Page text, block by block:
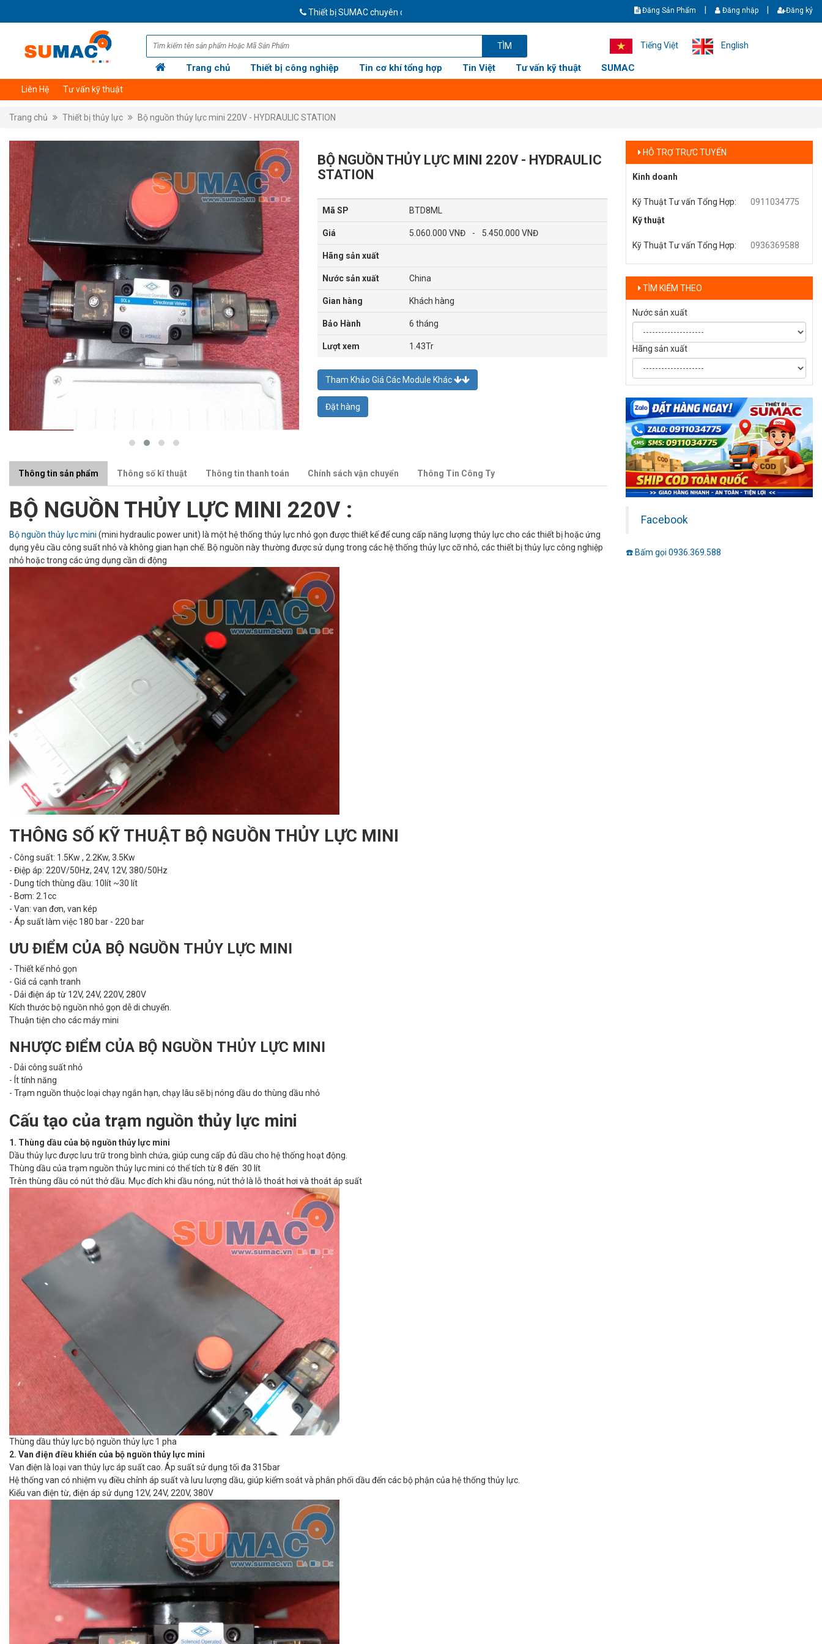
Thiết bị SUMAC chuyên cung cấp thiết bị cơ khí, thiết bị công nghiệp CHÍNH HÃNG GIÁ TỐT NHẤT - Giao hàng nhanh - Ship cod toàn quốc.
Đăng Sản Phẩm Đăng nhập Đăng ký
TÌM Tiếng Việt English
Trang chủ Thiết bị công nghiệp Tin cơ khí tổng hợp Tin Việt Tư vấn kỹ thuật SUMAC
Liên Hệ Tư vấn kỹ thuật
Trang chủ Thiết bị thủy lực Bộ nguồn thủy lực mini 220V - HYDRAULIC STATION
BỘ NGUỒN THỦY LỰC MINI 220V - HYDRAULIC
STATION
Mã SP BTD8ML
Giá 5.060.000 VNĐ - 5.450.000 VNĐ
Hãng sản xuất
Nước sản xuất China
Gian hàng Khách hàng
Bảo Hành 6 tháng
Lượt xem 1.43Tr
Tham Khảo Giá Các Module Khác
Đặt hàng
Thông tin sản phẩm Thông số kĩ thuật Thông tin thanh toán Chính sách vận chuyển Thông Tin Công Ty
BỘ NGUỒN THỦY LỰC MINI 220V :
Bộ nguồn thủy lực mini (mini hydraulic power unit) là một hệ thống thủy lực nhỏ gọn được thiết kế để cung cấp năng lượng thủy lực cho các thiết bị hoặc ứng
dụng yêu cầu công suất nhỏ và không gian hạn chế. Bộ nguồn này thường được sử dụng trong các hệ thống thủy lực cỡ nhỏ, các thiết bị thủy lực công nghiệp
nhỏ hoặc trong các ứng dụng cần di động
THÔNG SỐ KỸ THUẬT BỘ NGUỒN THỦY LỰC MINI
- Công suất: 1.5Kw , 2.2Kw, 3.5Kw
- Điệp áp: 220V/50Hz, 24V, 12V, 380/50Hz
- Dung tích thùng dầu: 10lít ~30 lít
- Bơm: 2.1cc
- Van: van đơn, van kép
- Áp suất làm việc 180 bar - 220 bar
ƯU ĐIỂM CỦA BỘ NGUỒN THỦY LỰC MINI
- Thiết kế nhỏ gọn
- Giá cả cạnh tranh
- Dải điện áp từ 12V, 24V, 220V, 280V
Kích thước bộ nguồn nhỏ gọn dễ di chuyển.
Thuận tiện cho các máy mini
NHƯỢC ĐIỂM CỦA BỘ NGUỒN THỦY LỰC MINI
- Dải công suất nhỏ
- Ít tính năng
- Trạm nguồn thuộc loại chạy ngắn hạn, chạy lâu sẽ bị nóng dầu do thùng dầu nhỏ
Cấu tạo của trạm nguồn thủy lực mini
1. Thùng dầu của bộ nguồn thủy lực mini
Dầu thủy lực được lưu trữ trong bình chứa, giúp cung cấp đủ dầu cho hệ thống hoạt động.
Thùng dầu của trạm nguồn thủy lực mini có thể tích từ 8 đến 30 lít
Trên thùng dầu có nút thở dầu. Mục đích khi dầu nóng, nút thở là lỗ thoát hơi và thoát áp suất
Thùng dầu thủy lực bộ nguồn thủy lực 1 pha
2. Van điện điều khiển của bộ nguồn thủy lực mini
Van điện là loại van thủy lực áp suất cao. Áp suất sử dụng tối đa 315bar
Hệ thống van có nhiệm vụ điều chỉnh áp suất và lưu lượng dầu, giúp kiểm soát và phân phối dầu đến các bộ phận của hệ thống thủy lực.
Kiểu van điện từ, điện áp sử dụng 12V, 24V, 220V, 380V
HỖ TRỢ TRỰC TUYẾN
Kinh doanh
Kỹ Thuật Tư vấn Tổng Hợp:
0911034775
Kỹ thuật
Kỹ Thuật Tư vấn Tổng Hợp: 0936369588
TÌM KIẾM THEO
Nước sản xuất
Hãng sản xuất
Facebook
☎️ Bấm gọi 0936.369.588